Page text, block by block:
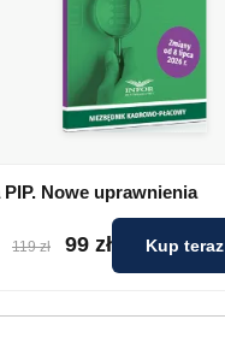
Nowe uprawnienia
119 zł 99 zł Kup teraz